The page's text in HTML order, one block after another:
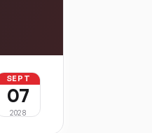
SEPT
07
2028